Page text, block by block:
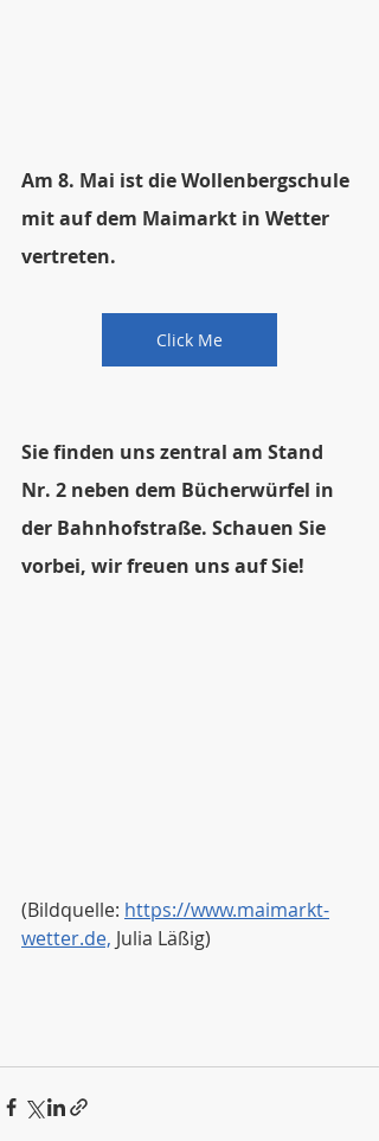
Am 8. Mai ist die Wollenbergschule
mit auf dem Maimarkt in Wetter
vertreten.
Click Me
Sie finden uns zentral am Stand
Nr. 2 neben dem Bücherwürfel in
der Bahnhofstraße. Schauen Sie
vorbei, wir freuen uns auf Sie!
(Bildquelle: https://www.maimarkt-
wetter.de, Julia Läßig)